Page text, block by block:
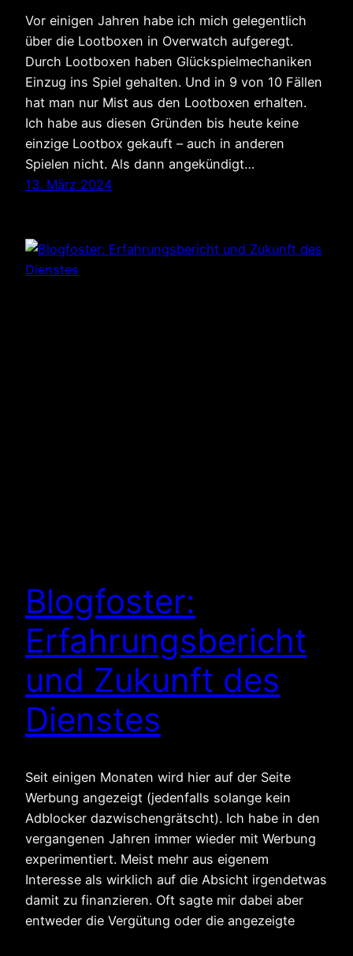
Vor einigen Jahren habe ich mich gelegentlich
über die Lootboxen in Overwatch aufgeregt.
Durch Lootboxen haben Glückspielmechaniken
Einzug ins Spiel gehalten. Und in 9 von 10 Fällen
hat man nur Mist aus den Lootboxen erhalten.
Ich habe aus diesen Gründen bis heute keine
einzige Lootbox gekauft – auch in anderen
Spielen nicht. Als dann angekündigt…
13. März 2024
Blogfoster:
Erfahrungsbericht
und Zukunft des
Dienstes
Seit einigen Monaten wird hier auf der Seite
Werbung angezeigt (jedenfalls solange kein
Adblocker dazwischengrätscht). Ich habe in den
vergangenen Jahren immer wieder mit Werbung
experimentiert. Meist mehr aus eigenem
Interesse als wirklich auf die Absicht irgendetwas
damit zu finanzieren. Oft sagte mir dabei aber
entweder die Vergütung oder die angezeigte